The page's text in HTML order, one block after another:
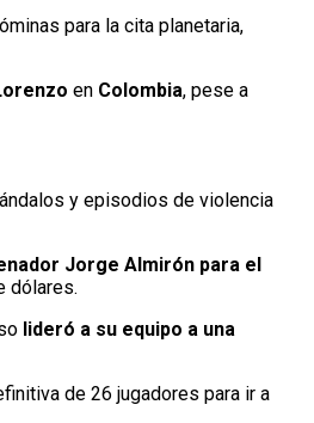
para la cita planetaria,
en Colombia, pese a
y episodios de violencia
Jorge Almirón para el
dólares.
lideró a su equipo a una
de 26 jugadores para ir a